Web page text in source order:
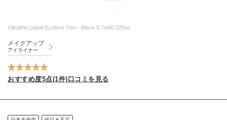
Ultrathin Liquid Eyeliner Pen - Black 0.7ml/0.025oz
メイクアップ
アイライナー
おすすめ度5点(1件)口コミを見る